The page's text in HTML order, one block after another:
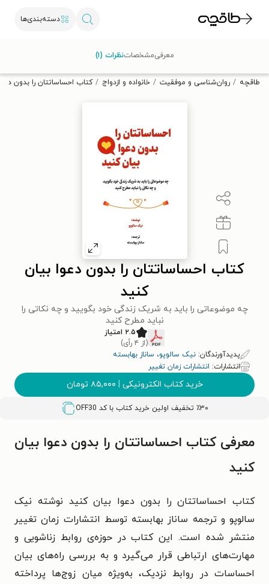
دسته‌بندی‌ها
تخفیف از طاقچه دریافت کن.
طاقچه روان‌شناسی و موفقیت خانواده و ازدواج کتاب احساساتتان را بدون
کتاب احساساتتان را بدون دعوا بیان
کنید
چه موضوعاتی را باید به شریک زندگی‌ خود بگویید و چه نکاتی را
نباید مطرح کنید
۲.۵ امتیاز
(از ۴ رأی)
پدیدآورندگان: نیک سالوپو، ساناز بهابسته
انتشارات: انتشارات زمان تغییر
خرید کتاب الکترونیکی | ۸۵,۰۰۰ تومان
٪۳۰ تخفیف اولین خرید کتاب با کد OFF30
معرفیمشخصاتنظرات (۱)
معرفی کتاب احساساتتان را بدون دعوا بیان
کنید
کتاب احساساتتان را بدون دعوا بیان کنید نوشته نیک
سالوپو و ترجمه ساناز بهابسته توسط انتشارات زمان تغییر
منتشر شده است. این کتاب در حوزه‌ی روابط زناشویی و
مهارت‌های ارتباطی قرار می‌گیرد و به بررسی راه‌های بیان
احساسات در روابط نزدیک، به‌ویژه میان زوج‌ها پرداخته